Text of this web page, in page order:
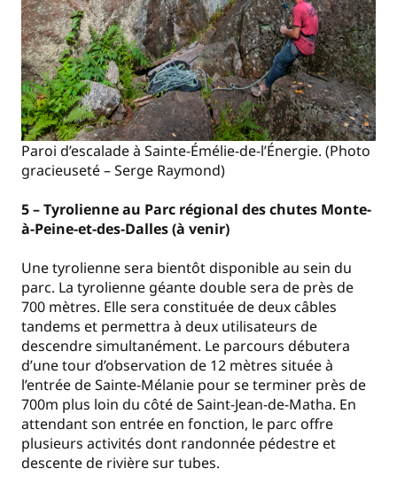
Paroi d’escalade à Sainte-Émélie-de-l’Énergie. (Photo
gracieuseté – Serge Raymond)
5 – Tyrolienne au Parc régional des chutes Monte-
à-Peine-et-des-Dalles (à venir)
Une tyrolienne sera bientôt disponible au sein du
parc. La tyrolienne géante double sera de près de
700 mètres. Elle sera constituée de deux câbles
tandems et permettra à deux utilisateurs de
descendre simultanément. Le parcours débutera
d’une tour d’observation de 12 mètres située à
l’entrée de Sainte-Mélanie pour se terminer près de
700m plus loin du côté de Saint-Jean-de-Matha. En
attendant son entrée en fonction, le parc offre
plusieurs activités dont randonnée pédestre et
descente de rivière sur tubes.